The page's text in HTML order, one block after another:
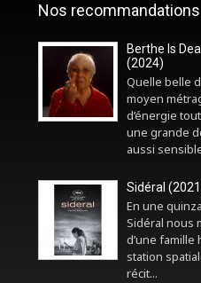
Nos recommandations
Berthe Is
(2024)
Quelle belle
moyen
d’énergie
une grande
aussi
Sidéral
En une
Sidéral nous
d’une famille
station
récit...